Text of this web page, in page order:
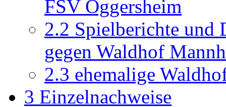
FSV Oggersheim
2.2 Spielberichte und
gegen Waldhof
2.3 ehemalige
3 Einzelnachweise